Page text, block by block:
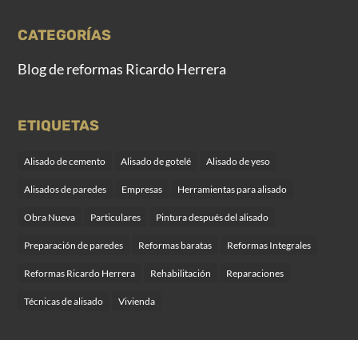
CATEGORÍAS
Blog de reformas Ricardo Herrera
ETIQUETAS
Alisado de cemento Alisado de gotelé Alisado de yeso
Alisados de paredes Empresas Herramientas para alisado
Obra Nueva Particulares Pintura después del alisado
Preparación de paredes Reformas baratas Reformas Integrales
Reformas Ricardo Herrera Rehabilitación Reparaciones
Técnicas de alisado Vivienda